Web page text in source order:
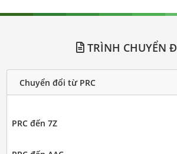
TRÌNH CHUYỂN
Chuyển đổi từ PRC
PRC đến 7Z